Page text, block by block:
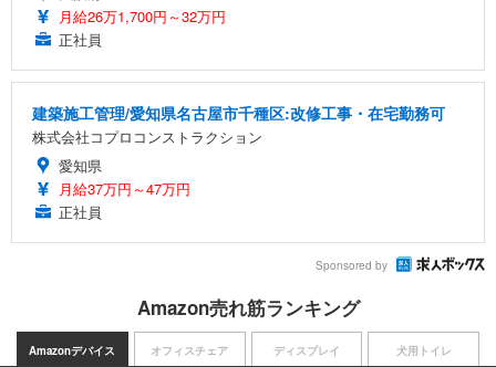
月給26万1,700円～32万円
正社員
建築施工管理/愛知県名古屋市千種区:改修工事・在宅勤務可
株式会社コプロコンストラクション
愛知県
月給37万円～47万円
正社員
Sponsored by
Amazon売れ筋ランキング
Amazonデバイス オフィスチェア ディスプレイ 犬用トイレ